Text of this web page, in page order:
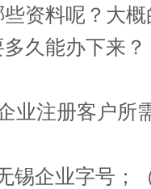
资料呢？大
久能办下来？
业注册客户所
锡企业字号；